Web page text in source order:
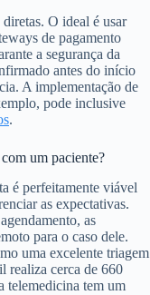
O ideal é usar
de pagamento
a segurança da
antes do início
A implementação de
pode inclusive
.
um paciente?
é perfeitamente viável
as expectativas.
as
para o caso dele.
uma excelente triagem
cerca de 660
telemedicina tem um